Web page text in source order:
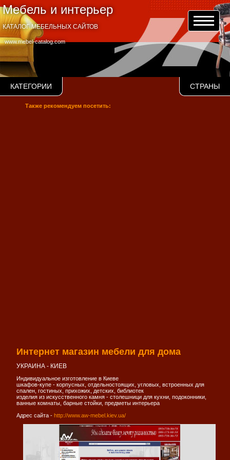
Мебель и интерьер
www.mebel-catalog.com
КАТАЛОГ МЕБЕЛЬНЫХ САЙТОВ
КАТЕГОРИИ СТРАНЫ
Также рекомендуем посетить:
Интернет магазин мебели для дома
УКРАИНА - КИЕВ
Индивидуальное изготовление в Киеве
шкафов-купе - корпусных, отдельностоящих, угловых, встроенных для
спален, гостиных, прихожих, детских, библиотек
изделия из искусственного камня - столешници для кухни, подоконники,
ванные комнаты, барные стойки, предметы интерьера
Адрес сайта - http://www.aw-mebel.kiev.ua/